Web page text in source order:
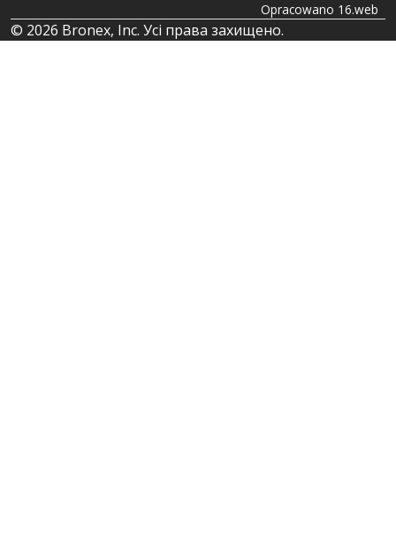
Opracowano 16.web
© 2026 Bronex, Inc. Усі права захищено.